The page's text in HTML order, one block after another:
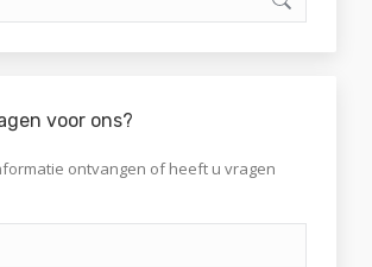
voor ons?
ontvangen of heeft u vragen